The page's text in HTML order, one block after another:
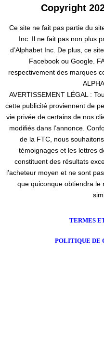
Copyright
Ce site ne fait pas partie du
Inc. Il ne fait pas non plus
d’Alphabet Inc. De plus, ce
Facebook ou Google.
respectivement des marques
AVERTISSEMENT LÉGAL :
cette publicité proviennent de
vie privée de certains de nos
modifiés dans l’annonce.
de la FTC, nous
témoignages et les lettres
constituent des résultats
l’acheteur moyen et ne sont
que quiconque obtiendra le
TERMES
POLITIQUE DE